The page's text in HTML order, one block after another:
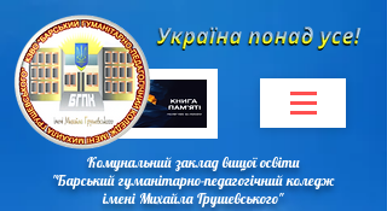
Комунальний заклад вищої освіти
"Барський гуманітарно-педагогічний коледж
імені Михайла Грушевського"